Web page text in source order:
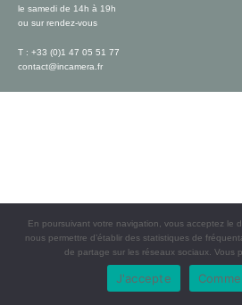
le samedi de 14h à 19h
ou sur rendez-vous
T : +33 (0)1 47 05 51 77
contact@incamera.fr
En poursuivant votre navigation, vous acceptez le
nous permettre d’établir des statistiques de
de partage sur les réseaux sociaux. Vous
J'accepte